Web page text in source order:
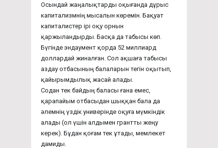
Осындай жаңалықтарды оқығанда дұрыс
капитализмнің мысалын көремін. Бақуат
капиталистер ірі оқу орнын
қаржыландырды. Басқа да табысы көп.
Бүгінде эндаумент қорда 52 миллиард
доллардай жиналған. Сол ақшаға табысы
аздау отбасының балаларын тегін оқытып,
қайырымдылық жасай алады.
Содан тек байдың баласы ғана емес,
қарапайым отбасыдан шыққан бала да
әлемнің үздік универінде оқуға мүмкіндік
алады (ол үшін алдымен грантты жеңу
керек). Бұдан қоғам тек ұтады, мемлекет
дамиды.